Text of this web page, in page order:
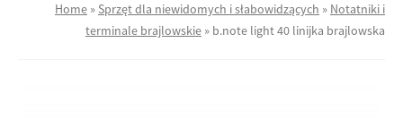
Home » Sprzęt dla niewidomych i słabowidzących » Notatniki i
terminale brajlowskie » b.note light 40 linijka brajlowska